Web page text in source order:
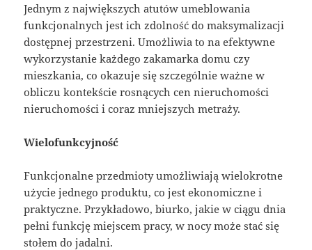
Jednym z największych atutów umeblowania
funkcjonalnych jest ich zdolność do maksymalizacji
dostępnej przestrzeni. Umożliwia to na efektywne
wykorzystanie każdego zakamarka domu czy
mieszkania, co okazuje się szczególnie ważne w
obliczu kontekście rosnących cen nieruchomości
nieruchomości i coraz mniejszych metraży.
Wielofunkcyjność
Funkcjonalne przedmioty umożliwiają wielokrotne
użycie jednego produktu, co jest ekonomiczne i
praktyczne. Przykładowo, biurko, jakie w ciągu dnia
pełni funkcję miejscem pracy, w nocy może stać się
stołem do jadalni.